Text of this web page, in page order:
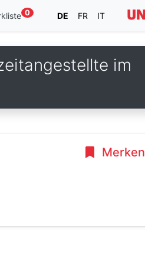
0 DE FR IT
im
Merken